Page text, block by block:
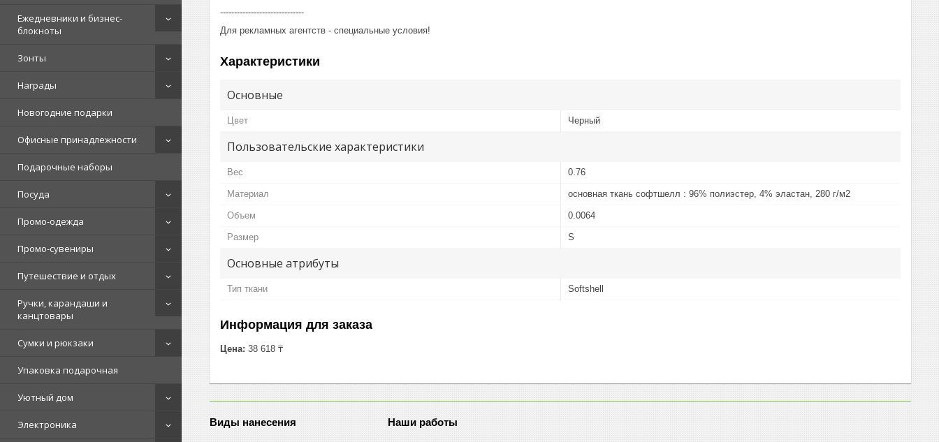
Ежедневники и бизнес-
блокноты
Зонты
Награды
Новогодние подарки
Офисные принадлежности
Подарочные наборы
Посуда
Промо-одежда
Промо-сувениры
Путешествие и отдых
Ручки, карандаши и
канцтовары
Сумки и рюкзаки
Упаковка подарочная
Уютный дом
Электроника
------------------------------
Для рекламных агентств - специальные условия!
Характеристики
Основные
Цвет Черный
Пользовательские характеристики
Вес 0.76
Материал основная ткань софтшелл : 96% полиэстер, 4% эластан, 280 г/м2
Объем 0.0064
Размер S
Основные атрибуты
Тип ткани Softshell
Информация для заказа
Цена: 38 618 ₸
Виды нанесения Наши работы